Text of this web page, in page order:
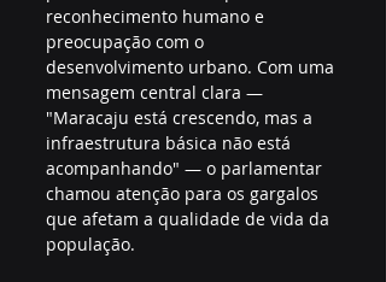
reconhecimento humano e
preocupação com o
desenvolvimento urbano. Com uma
mensagem central clara —
"Maracaju está crescendo, mas a
infraestrutura básica não está
acompanhando" — o parlamentar
chamou atenção para os gargalos
que afetam a qualidade de vida da
população.